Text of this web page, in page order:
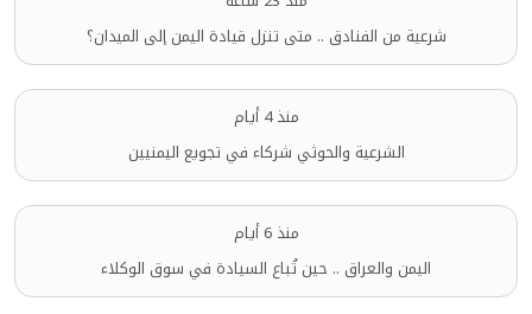
شرعية من الفنادق .. متى تنزل قيادة اليمن إلى الميدان؟
منذ 4 أيام
الشرعية والحوثي شركاء في تجويع اليمنيين
منذ 6 أيام
اليمن والعراق .. حين تُباع السيادة في سوق الوكلاء